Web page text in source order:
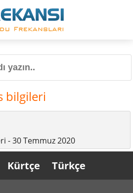
bilgileri
- 30 Temmuz 2020
Kürtçe Türkçe